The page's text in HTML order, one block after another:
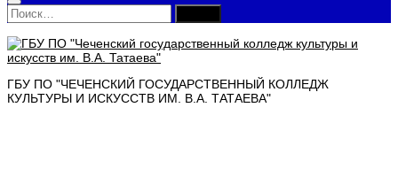
Найти:
ГБУ ПО "ЧЕЧЕНСКИЙ ГОСУДАРСТВЕННЫЙ КОЛЛЕДЖ
КУЛЬТУРЫ И ИСКУССТВ ИМ. В.А. ТАТАЕВА"